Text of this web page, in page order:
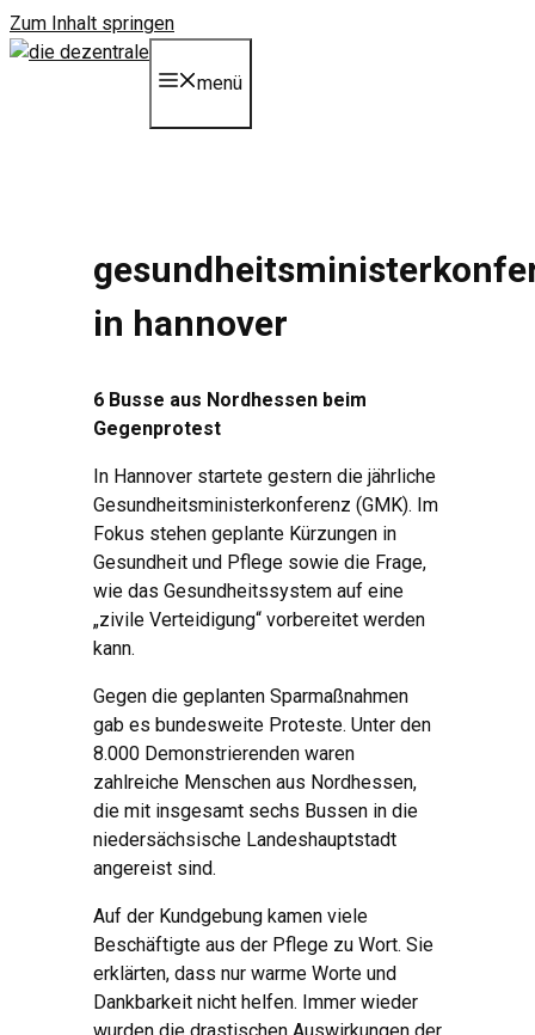
Zum Inhalt springen
menü
in hannover
6 Busse aus Nordhessen beim
Gegenprotest
In Hannover startete gestern die jährliche
Gesundheitsministerkonferenz (GMK). Im
Fokus stehen geplante Kürzungen in
Gesundheit und Pflege sowie die Frage,
wie das Gesundheitssystem auf eine
„zivile Verteidigung“ vorbereitet werden
kann.
Gegen die geplanten Sparmaßnahmen
gab es bundesweite Proteste. Unter den
8.000 Demonstrierenden waren
zahlreiche Menschen aus Nordhessen,
die mit insgesamt sechs Bussen in die
niedersächsische Landeshauptstadt
angereist sind.
Auf der Kundgebung kamen viele
Beschäftigte aus der Pflege zu Wort. Sie
erklärten, dass nur warme Worte und
Dankbarkeit nicht helfen. Immer wieder